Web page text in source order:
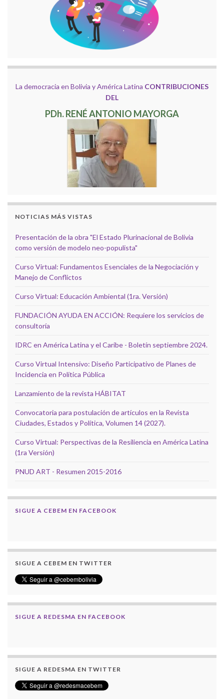
La democracia en Bolivia y América Latina CONTRIBUCIONES
DEL
PDh. RENÉ ANTONIO MAYORGA
NOTICIAS MÁS VISTAS
Presentación de la obra "El Estado Plurinacional de Bolivia
como versión de modelo neo-populista"
Curso Virtual: Fundamentos Esenciales de la Negociación y
Manejo de Conflictos
Curso Virtual: Educación Ambiental (1ra. Versión)
FUNDACIÓN AYUDA EN ACCIÓN: Requiere los servicios de
consultoría
IDRC en América Latina y el Caribe - Boletín septiembre 2024.
Curso Virtual Intensivo: Diseño Participativo de Planes de
Incidencia en Política Pública
Lanzamiento de la revista HÁBITAT
Convocatoria para postulación de artículos en la Revista
Ciudades, Estados y Política, Volumen 14 (2027).
Curso Virtual: Perspectivas de la Resiliencia en América Latina
(1ra Versión)
PNUD ART - Resumen 2015-2016
SIGUE A CEBEM EN FACEBOOK
SIGUE A CEBEM EN TWITTER
SIGUE A REDESMA EN FACEBOOK
SIGUE A REDESMA EN TWITTER